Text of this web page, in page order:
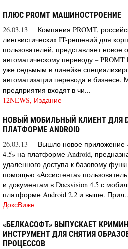
ПЛЮС PROMT МАШИНОСТРОЕНИЕ
26.03.13
Компания PROMT,
лингвистических IT-решений для
пользователей, представляет
автоматическому переводу –
уже седьмым в линейке
автоматизации перевода в
предприятия входят в чи...
12NEWS, Издание
НОВЫЙ МОБИЛЬНЫЙ КЛИЕНТ ДЛЯ
ПЛАТФОРМЕ ANDROID
26.03.13
Вышло новое приложение
4.5» на платформе Android,
удаленного доступа к базовому
помощью «Ассистента»
и документам в Docsvision 4.5 с
платформе Android 2.2 и выше.
ДоксВижн
«БЕЛКАСОФТ» ВЫПУСКАЕТ
ИНСТРУМЕНТ ДЛЯ СНЯТИЯ
ПРОЦЕССОВ